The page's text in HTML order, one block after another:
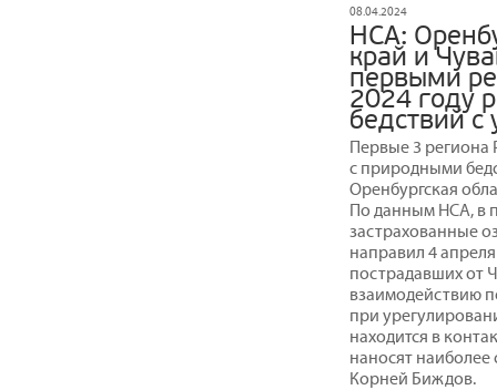
08.04.2024
НСА:
край и
первыми
2024 году
бедствий
Первые 3 региона
с природными
Оренбургская
По данным НСА, в
застрахованные
направил 4
пострадавших от
взаимодействию
при
находится в
наносят
Корней Биждов.